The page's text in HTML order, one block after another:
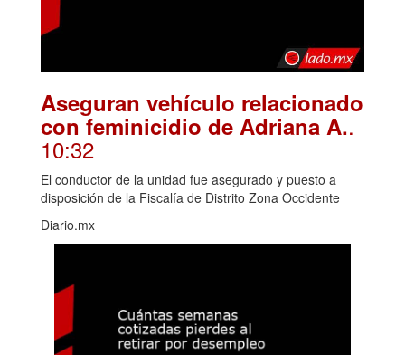
Aseguran vehículo relacionado
con feminicidio de Adriana A..
10:32
El conductor de la unidad fue asegurado y puesto a
disposición de la Fiscalía de Distrito Zona Occidente
Diario.mx